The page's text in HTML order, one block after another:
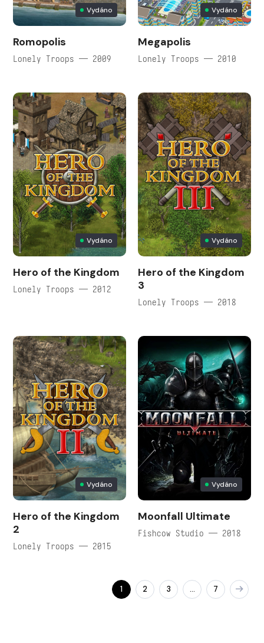
Vydáno
Romopolis
Lonely Troops — 2009
Vydáno
Megapolis
Lonely Troops — 2010
Vydáno
Hero of the Kingdom
Lonely Troops — 2012
Vydáno
Hero of the Kingdom
3
Lonely Troops — 2018
Vydáno
Hero of the Kingdom
2
Lonely Troops — 2015
Vydáno
Moonfall Ultimate
Fishcow Studio — 2018
1 2 3 … 7